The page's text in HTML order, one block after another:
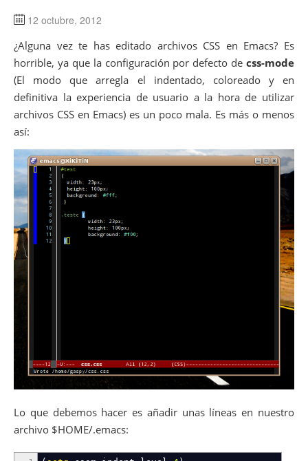
12 octubre, 2012
¿Alguna vez te has editado archivos CSS en Emacs? Es
horrible, ya que la configuración por defecto de css-mode
(El modo que arregla el indentado, coloreado y en
definitiva la experiencia de usuario a la hora de utilizar
archivos CSS en Emacs) es un poco mala. Es más o menos
así:
Lo que debemos hacer es añadir unas líneas en nuestro
archivo $HOME/.emacs: